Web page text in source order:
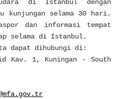
di Istanbul dengan
kunjungan selama 30 hari.
dan informasi tempat
selama di Istanbul.
dapat dihubungi di:
Kav. 1, Kuningan - South